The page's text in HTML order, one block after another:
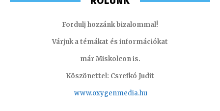
Fordulj hozzánk bizalommal!
Várjuk a témákat és információkat
már Miskolcon is.
Köszönettel: Csrefkó Judit
www.oxygenmedia.hu